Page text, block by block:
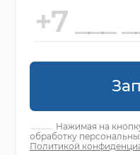
Нажимая на
обработку
Политикой